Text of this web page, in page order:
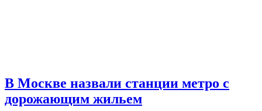
В Москве назвали станции метро с
дорожающим жильем